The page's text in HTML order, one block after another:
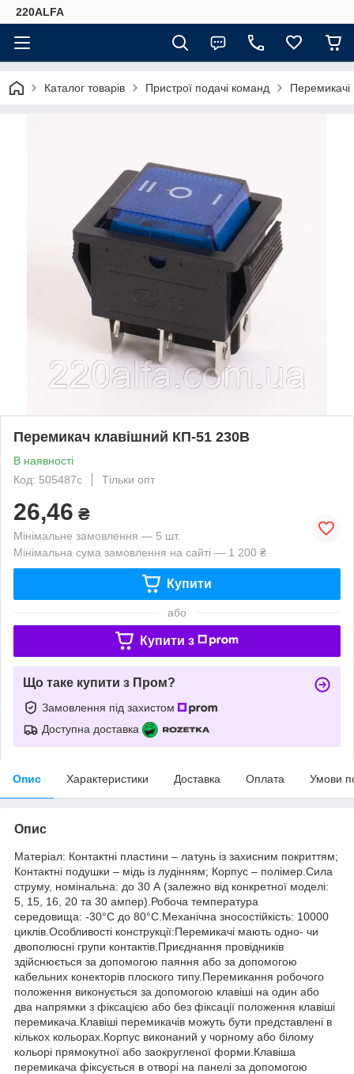
220ALFA
Каталог товарів Пристрої подачі команд Перемикачі
Перемикач клавішний КП-51 230В
В наявності
Код: 505487с
Тільки опт
26,46 ₴
Мінімальне замовлення — 5 шт.
Мінімальна сума замовлення на сайті — 1 200 ₴
Купити
або
Купити з
Що таке купити з Пром?
Замовлення під захистом
Доступна доставка
Опис Характеристики Доставка Оплата Умови
Опис
Матеріал: Контактні пластини – латунь із захисним покриттям;
Контактні подушки – мідь із лудінням; Корпус – полімер.Сила
струму, номінальна: до 30 А (залежно від конкретної моделі:
5, 15, 16, 20 та 30 ампер).Робоча температура
середовища: -30°С до 80°С.Механічна зносостійкість: 10000
циклів.Особливості конструкції:Перемикачі мають одно- чи
двополюсні групи контактів.Приєднання провідників
здійснюється за допомогою паяння або за допомогою
кабельних конекторів плоского типу.Перемикання робочого
положення виконується за допомогою клавіші на один або
два напрямки з фіксацією або без фіксації положення клавіші
перемикача.Клавіші перемикачів можуть бути представлені в
кількох кольорах.Корпус виконаний у чорному або білому
кольорі прямокутної або заокругленої форми.Клавіша
перемикача фіксується в отворі на панелі за допомогою